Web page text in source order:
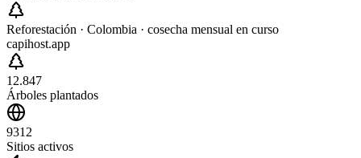
Reforestación · Colombia · cosecha mensual en curso
capihost.app
12.847
Árboles plantados
9312
Sitios activos